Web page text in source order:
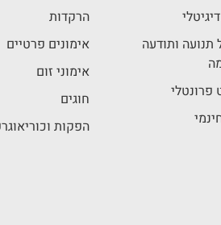
תנועה ותודעה
פרונטלי
הרקדות
אימונים פרטיים
אימוני זום
חוגים
הפקות